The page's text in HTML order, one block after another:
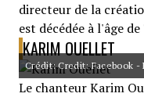
directeur de la
est décédée à l'âge
KARIM OUELLET
Crédit: Credit: Facebook -
Le chanteur Karim